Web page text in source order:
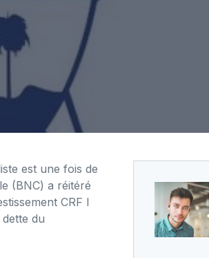
est une fois de
(BNC) a réitéré
CRF I
du